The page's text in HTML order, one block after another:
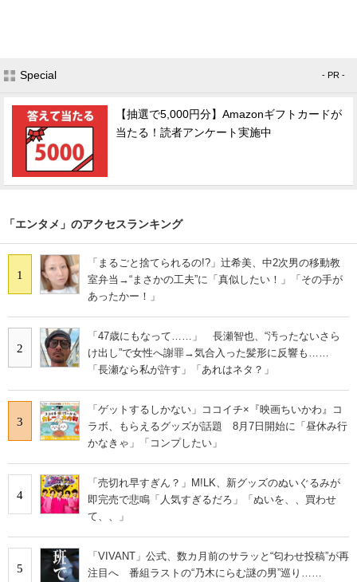
Special - PR -
【抽選で5,000円分】Amazonギフトカードが
当たる！読者アンケート実施中
「エンタメ」のアクセスランキング
1
「まるごと捨てられるの!?」辻希美、中2次男の移動教
室弁当→“まさかの工夫”に「真似したい！」「その手が
あったかー！」
2
「47歳にもなって……」 長瀬智也、“汚ったないさら
け出し”で女性へ謝罪→気合入った髪形に反響も……
「長瀬なら私が許す」「あれはネタ？」
3
「ゲットするしかない」ココイチ×『映画ちいかわ』コ
ラボ、もらえるグッズが話題 8月7日開始に「昼休み行
かなきゃ」「コンプしたい」
4
「売切れ早すぎん？」M!LK、新グッズのぬいぐるみが
即完売で悲鳴「人気すぎるだろ」「ぬいを、、買わせ
て、、」
5
「VIVANT」公式、数カ月前のサラッと“匂わせ投稿”が再
注目へ 番組ラストの“乃木にらむ謎の男”巡り……